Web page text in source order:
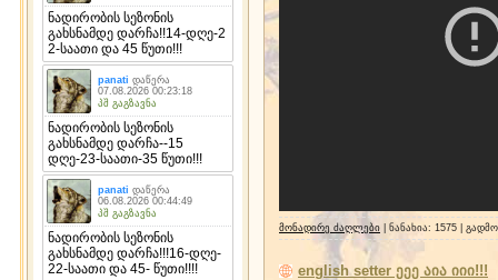
მონადირე ძაღლები | ნანახია: 1575 |
english setter ეეე აია იიი!!!